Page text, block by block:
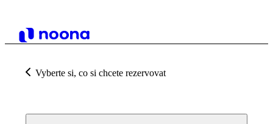
Vyberte si, co si chcete rezervovat